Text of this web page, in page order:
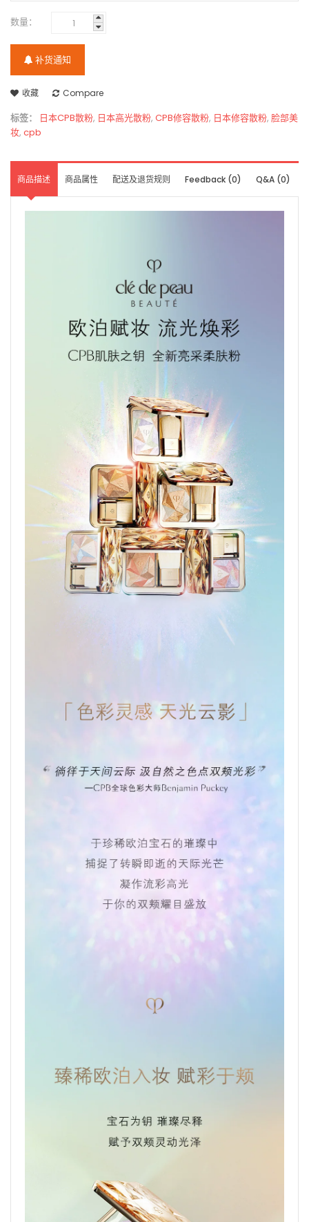
数量：
补货通知
收藏 Compare
标签： 日本CPB散粉, 日本高光散粉, CPB修容散粉, 日本修容散粉, 脸部美
妆, cpb
商品描述 商品属性 配送及退货规则 Feedback (0) Q&A (0)